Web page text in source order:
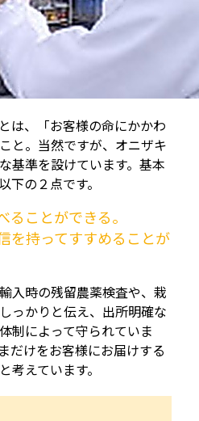
は、「お客様の命にかかわ
と。当然ですが、オニザキ
基準を設けています。基本
下の２点です。
ることができる。
を持ってすすめることが
入時の残留農薬検査や、栽
っかりと伝え、出所明確な
制によって守られていま
だけをお客様にお届けする
考えています。